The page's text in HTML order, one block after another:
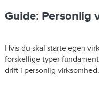
Guide: Personlig
Hvis du skal starte egen
forskellige typer
drift i personlig virksomhed.